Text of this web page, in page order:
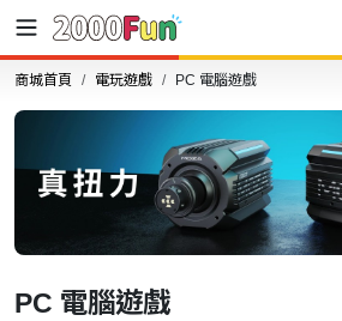
商城首頁 電玩遊戲 PC 電腦遊戲
PC 電腦遊戲